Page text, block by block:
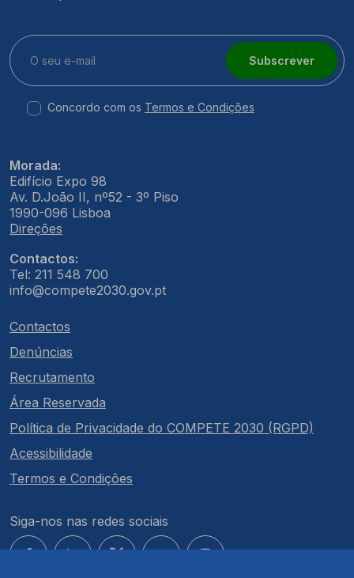
Subscrever
Concordo com os Termos e Condições
Morada:
Edifício Expo 98
Av. D.João II, nº52 - 3º Piso
1990-096 Lisboa
Direções
Contactos:
Tel: 211 548 700
info@compete2030.gov.pt
Contactos
Denúncias
Recrutamento
Área Reservada
Política de Privacidade do COMPETE 2030 (RGPD)
Acessibilidade
Termos e Condições
Siga-nos nas redes sociais